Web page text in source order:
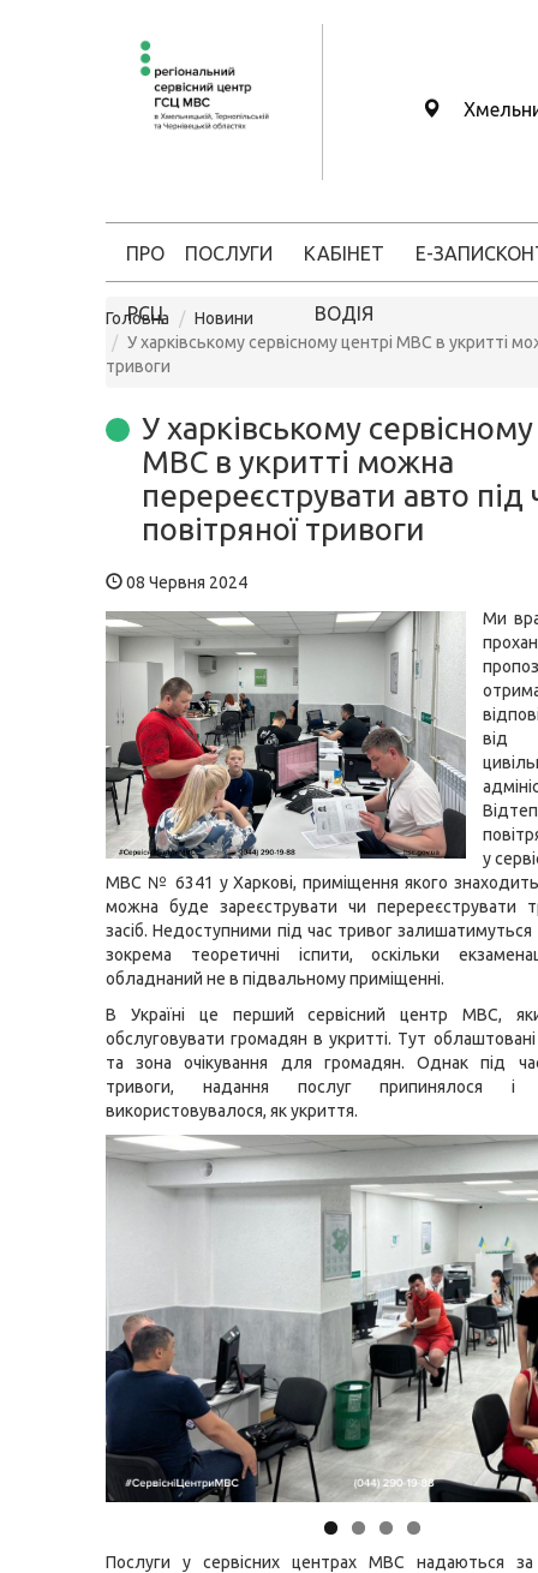
ПРО
РСЦ
ПОСЛУГИ КАБІНЕТ
ВОДІЯ
Е-ЗАПИС
Головна
Новини
У харківському сервісному центрі МВС в укритті
тривоги
У харківському
МВС в укритті можна
перереєструвати авто під
повітряної тривоги
08 Червня 2024
Ми
від
у
МВС № 6341 у Харкові, приміщення якого
можна буде зареєструвати чи перереєструвати
засіб. Недоступними під час тривог залишатимуться
зокрема теоретичні іспити, оскільки
обладнаний не в підвальному приміщенні.
В Україні це перший сервісний центр МВС,
обслуговувати громадян в укритті. Тут облаштовані
та зона очікування для громадян. Однак під
тривоги, надання послуг припинялося і
використовувалося, як укриття.
Послуги у сервісних центрах МВС надаються за